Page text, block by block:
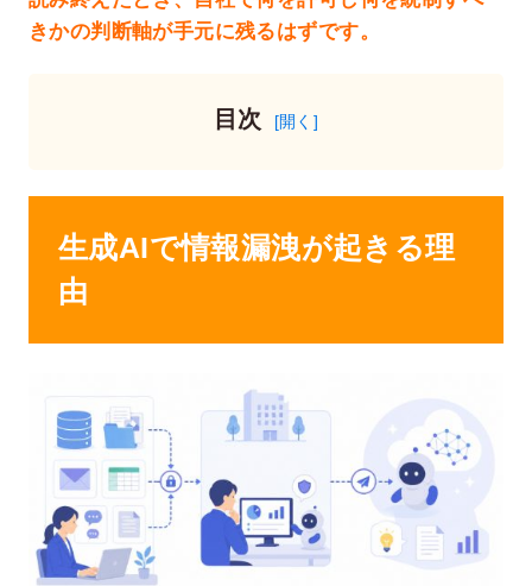
きかの判断軸が手元に残るはずです。
目次
生成AIで情報漏洩が起きる理
由